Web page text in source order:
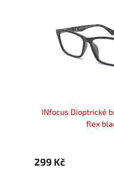
INfocus Dioptrické
flex
299 Kč